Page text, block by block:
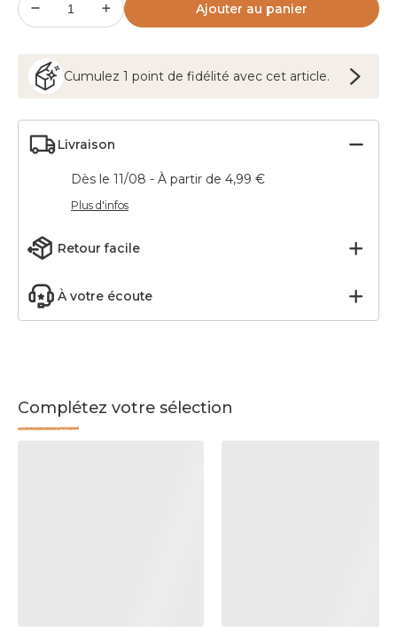
Ajouter au panier
Cumulez 1 point de fidélité avec cet article.
Livraison
Dès le 11/08 - À partir de 4,99 €
Plus d'infos
Retour facile
À votre écoute
Complétez votre sélection